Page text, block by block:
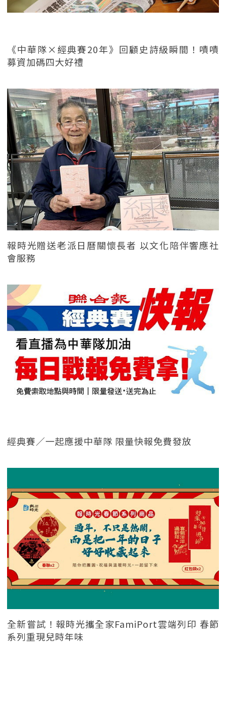
《中華隊×經典賽20年》回顧史詩級瞬間！嘖嘖
募資加碼四大好禮
報時光贈送老派日曆關懷長者 以文化陪伴響應社
會服務
經典賽／一起應援中華隊 限量快報免費發放
全新嘗試！報時光攜全家FamiPort雲端列印 春節
系列重現兒時年味